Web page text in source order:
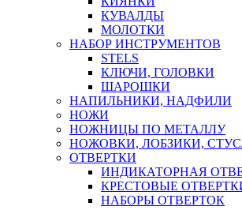
КУВАЛДЫ
МОЛОТКИ
НАБОР ИНСТРУМЕНТОВ
STELS
КЛЮЧИ, ГОЛОВКИ
ШАРОШКИ
НАПИЛЬНИКИ, НАДФИЛИ
НОЖИ
НОЖНИЦЫ ПО МЕТАЛЛУ
НОЖОВКИ, ЛОБЗИКИ,
ОТВЕРТКИ
ИНДИКАТОРНАЯ
КРЕСТОВЫЕ
НАБОРЫ ОТВЕРТОК